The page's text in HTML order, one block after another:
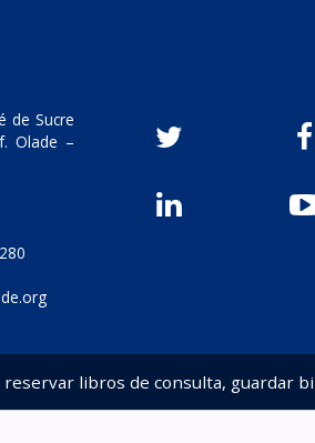
de Sucre
Olade –
libros de consulta, guardar